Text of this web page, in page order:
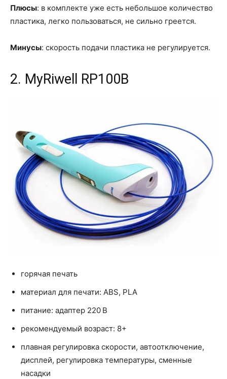
Плюсы: в комплекте уже есть небольшое количество
пластика, легко пользоваться, не сильно греется.
Минусы: скорость подачи пластика не регулируется.
2. MyRiwell RP100B
горячая печать
материал для печати: ABS, PLA
питание: адаптер 220 В
рекомендуемый возраст: 8+
плавная регулировка скорости, автоотключение,
дисплей, регулировка температуры, сменные
насадки